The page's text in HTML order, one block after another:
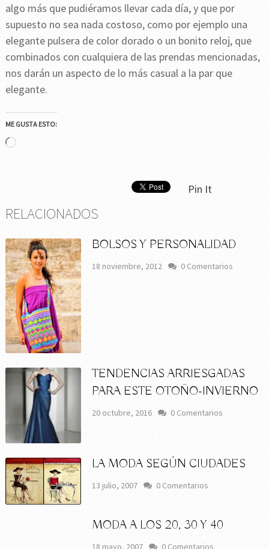
algo más que pudiéramos llevar cada día, y que por
supuesto no sea nada costoso, como por ejemplo una
elegante pulsera de color dorado o un bonito reloj, que
combinados con cualquiera de las prendas mencionadas,
nos darán un aspecto de lo más casual a la par que
elegante.
ME GUSTA ESTO:
Cargando...
Pin It
RELACIONADOS
BOLSOS Y PERSONALIDAD
18 noviembre, 2012 0 Comentarios
TENDENCIAS ARRIESGADAS
PARA ESTE OTOÑO-INVIERNO
20 octubre, 2016 0 Comentarios
LA MODA SEGÚN CIUDADES
13 julio, 2007 0 Comentarios
MODA A LOS 20, 30 Y 40
18 mayo, 2007 0 Comentarios